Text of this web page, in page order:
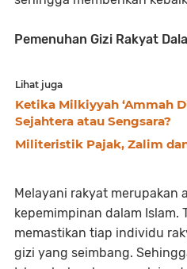
Pemenuhan Gizi Rakyat
Lihat juga
Ketika Milkiyyah ‘Ammah
Sejahtera atau Sengsara?
Militeristik Pajak, Zalim
Melayani rakyat merupakan
kepemimpinan dalam Islam.
memastikan tiap individu
gizi yang seimbang.